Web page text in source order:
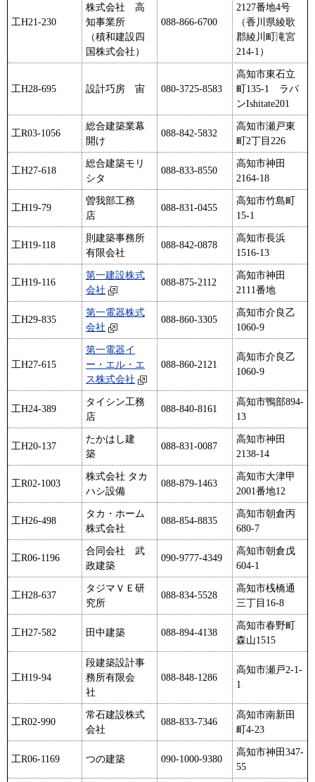
工H21-230
株式会社 高
知事業所
（積和建設四
国株式会社）
088-866-6700
2127番地4号
（香川県綾歌
郡綾川町滝宮
214-1）
工H28-695 設計巧房 宙 080-3725-8583
高知市東石立
町135-1 ラパ
ンIshitate201
工R03-1056
総合建築業幕
開け
088-842-5832
高知市瀬戸東
町2丁目226
工H27-618
総合建築モリ
シタ
088-833-8550
高知市神田
2164-18
工H19-79
曽我部工務
店
088-831-0455
高知市竹島町
15-1
工H19-118
則建築事務所
有限会社
088-842-0878
高知市長浜
1516-13
工H19-116
第一建設株式
会社
088-875-2112
高知市神田
2111番地
工H29-835
第一電器株式
会社
088-860-3305
高知市介良乙
1060-9
工H27-615
第一電器イ
ー・エル・エ
ス株式会社
088-860-2121
高知市介良乙
1060-9
工H24-389
タイシン工務
店
088-840-8161
高知市鴨部894-
13
工H20-137
たかはし建
築
088-831-0087
高知市神田
2138-14
工R02-1003
株式会社 タカ
ハシ設備
088-879-1463
高知市大津甲
2001番地12
工H26-498
タカ・ホーム
株式会社
088-854-8835
高知市朝倉丙
680-7
工R06-1196
合同会社 武
政建築
090-9777-4349
高知市朝倉戊
604-1
工H28-637
タジマＶＥ研
究所
088-834-5528
高知市桟橋通
三丁目16-8
工H27-582 田中建築 088-894-4138
高知市春野町
森山1515
工H19-94
段建築設計事
務所有限会
社
088-848-1286
高知市瀬戸2-1-
1
工R02-990
常石建設株式
会社
088-833-7346
高知市南新田
町4-23
工R06-1169 つの建築 090-1000-9380
高知市神田347-
55